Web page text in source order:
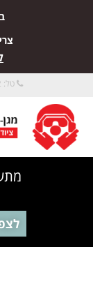
טל: 03-9617602